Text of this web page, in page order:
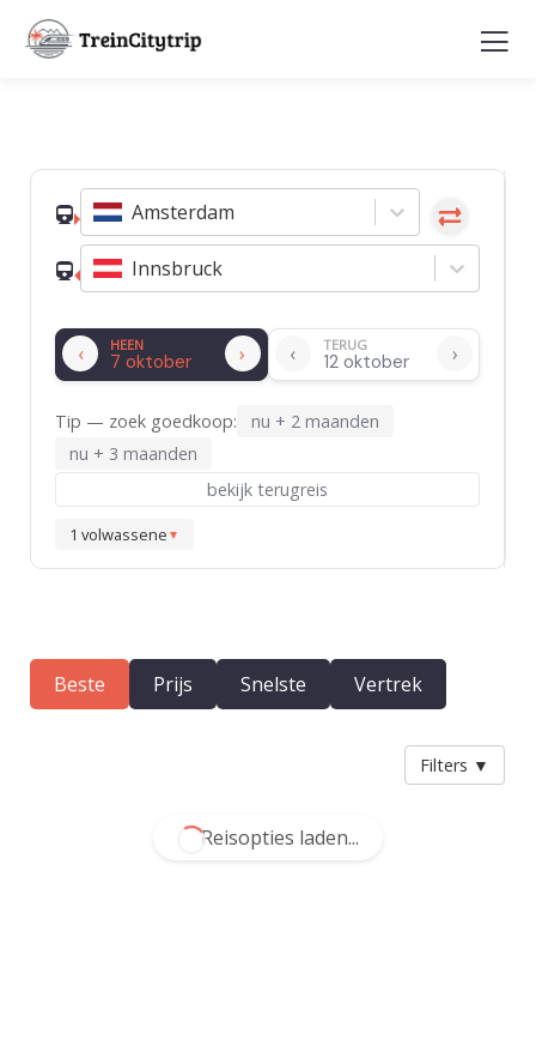
Amsterdam
Innsbruck
‹ HEEN › ‹ TERUG ›
Tip — zoek goedkoop:
nu + 2 maanden
nu + 3 maanden
bekijk terugreis
1 volwassene ▼
Beste Prijs Snelste Vertrek
Filters ▼
Reisopties laden...